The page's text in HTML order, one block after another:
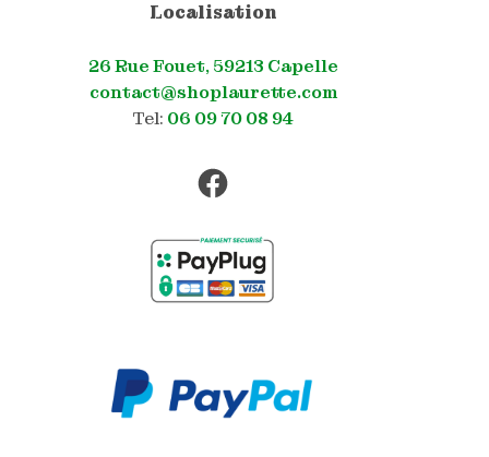
Localisation
26 Rue Fouet, 59213 Capelle
contact@shoplaurette.com
Tel: 06 09 70 08 94
Facebook